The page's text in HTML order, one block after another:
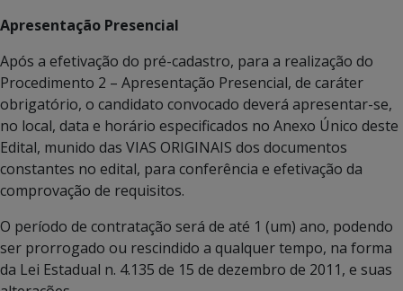
Apresentação Presencial
Após a efetivação do pré-cadastro, para a realização do
Procedimento 2 – Apresentação Presencial, de caráter
obrigatório, o candidato convocado deverá apresentar-se,
no local, data e horário especificados no Anexo Único deste
Edital, munido das VIAS ORIGINAIS dos documentos
constantes no edital, para conferência e efetivação da
comprovação de requisitos.
O período de contratação será de até 1 (um) ano, podendo
ser prorrogado ou rescindido a qualquer tempo, na forma
da Lei Estadual n. 4.135 de 15 de dezembro de 2011, e suas